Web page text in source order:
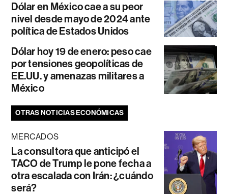
Dólar en México cae a su peor
nivel desde mayo de 2024 ante
política de Estados Unidos
Dólar hoy 19 de enero: peso cae
por tensiones geopolíticas de
EE.UU. y amenazas militares a
México
OTRAS NOTICIAS ECONÓMICAS
MERCADOS
La consultora que anticipó el
TACO de Trump le pone fecha a
otra escalada con Irán: ¿cuándo
será?